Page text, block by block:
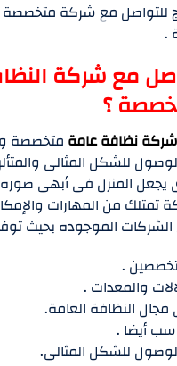
للتواصل مع شركة
.
مع شركة
؟
شركة نظافة عامة متخصصة
للشكل المثالى
يجعل المنزل فى أبهى
تمتلك من المهارات
الموجوده بحيث
.
والمعدات .
النظافة العامة.
أيضا .
للشكل المثالى.